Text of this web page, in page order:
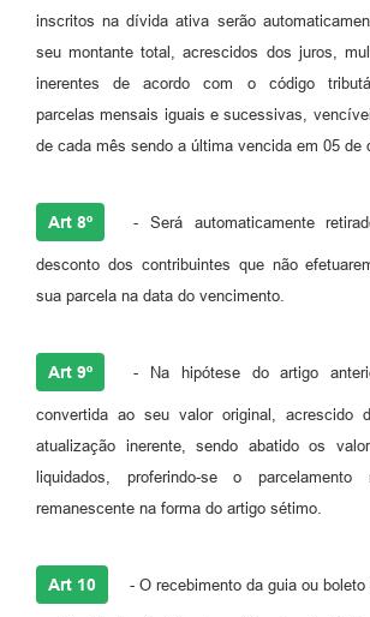
inscritos na dívida ativa serão
seu montante total, acrescidos dos juros,
inerentes de acordo com o código
parcelas mensais iguais e sucessivas,
de cada mês sendo a última vencida em 05 de
Art 8º - Será automaticamente
desconto dos contribuintes que não
sua parcela na data do vencimento.
Art 9º - Na hipótese do artigo
convertida ao seu valor original, acrescido
atualização inerente, sendo abatido os
liquidados, proferindo-se o
remanescente na forma do artigo sétimo.
Art 10 - O recebimento da guia ou